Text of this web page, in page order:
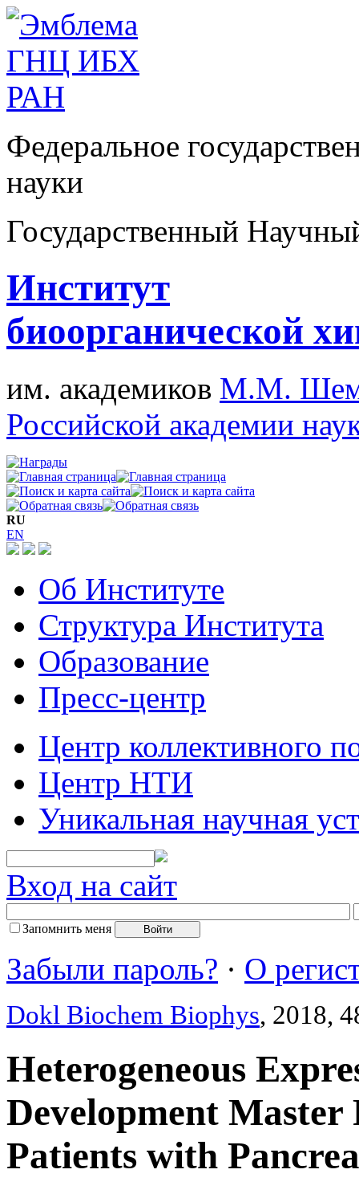
Федеральное
науки
Государственный
Институт
биоорганической
им. академиков М.М.
Российской академии
RU
EN
Об Институте
Структура Института
Образование
Пресс-центр
Центр коллективного
Центр НТИ
Уникальная научная
Вход на сайт
Запомнить меня
Забыли пароль? · О
Dokl Biochem Biophys, 2018,
Heterogeneous
Development
Patients with